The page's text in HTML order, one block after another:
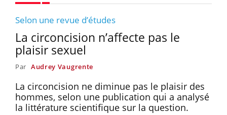
Selon une revue d’études
La circoncision n’affecte pas le
plaisir sexuel
Par Audrey Vaugrente
La circoncision ne diminue pas le plaisir des
hommes, selon une publication qui a analysé
la littérature scientifique sur la question.